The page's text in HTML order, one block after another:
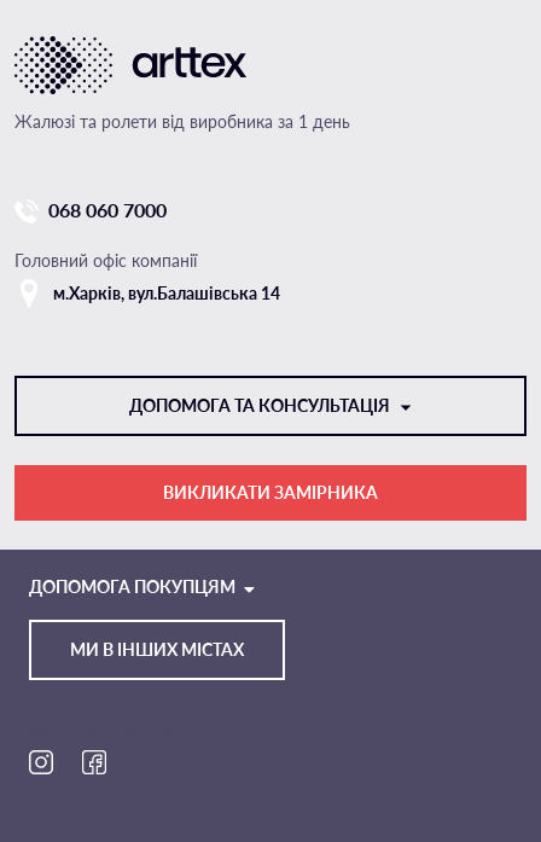
Жалюзі та ролети від виробника за 1 день
068 060 7000
Головний офіс компанії
м.Харкiв, вул.Балашівська 14
ДОПОМОГА ТА КОНСУЛЬТАЦІЯ
TELEGRAM
ВИКЛИКАТИ ЗАМІРНИКА
МИ В ІНШИХ МІСТАХ
ДОПОМОГА ПОКУПЦЯМ